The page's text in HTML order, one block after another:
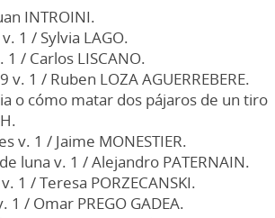
INTROINI.
1 / Sylvia LAGO.
/ Carlos LISCANO.
1 / Ruben LOZA AGUERREBERE.
o cómo matar dos pájaros de un tiro
v. 1 / Jaime MONESTIER.
luna v. 1 / Alejandro PATERNAIN.
1 / Teresa PORZECANSKI.
1 / Omar PREGO GADEA.